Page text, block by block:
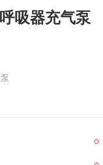
吸器充气泵